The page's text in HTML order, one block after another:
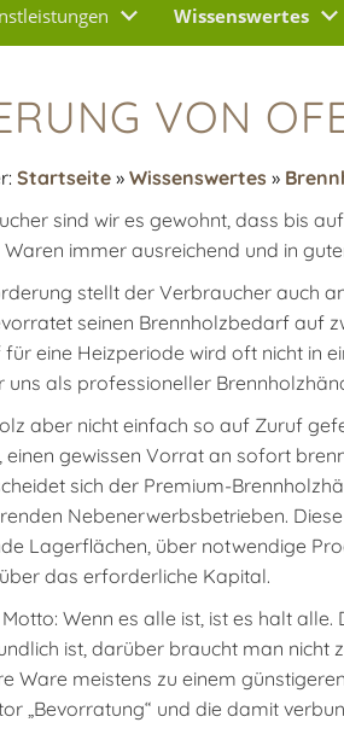
Wissenswertes
VON
Startseite » Wissenswertes »
sind wir es gewohnt, dass bis
immer ausreichend und in
stellt der Verbraucher auch
seinen Brennholzbedarf auf
eine Heizperiode wird oft nicht in
uns als professioneller
aber nicht einfach so auf Zuruf
einen gewissen Vorrat an sofort
sich der Premium-
Nebenerwerbsbetrieben.
Lagerflächen, über notwendige
das erforderliche Kapital.
Wenn es alle ist, ist es halt alle.
ist, darüber braucht man nicht
Ware meistens zu einem
„Bevorratung“ und die damit